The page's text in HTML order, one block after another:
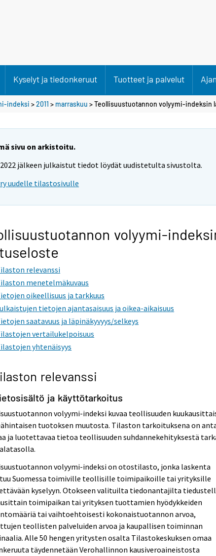
Kyselyt ja tiedonkeruut Tuotteet ja palvelut
indeksi >2011 > marraskuu > Teollisuustuotannon volyymi-indeksin
sivu on arkistoitu.
jälkeen julkaistut tiedot löydät uudistetulta sivustolta.
uudelle tilastosivulle
volyymi-
relevanssi
menetelmäkuvaus
oikeellisuus ja tarkkuus
tietojen ajantasaisuus ja oikea-aikaisuus
saatavuus ja läpinäkyvyys/selkeys
vertailukelpoisuus
yhtenäisyys
relevanssi
ja käyttötarkoitus
volyymi-indeksi kuvaa teollisuuden
tuotoksen muutosta. Tilaston tarkoituksena on
ja luotettavaa tietoa teollisuuden suhdannekehityksestä
volyymi-indeksi on otostilasto, jonka laskenta
Suomessa toimiville teollisille toimipaikoille tai yrityksille
kyselyyn. Otokseen valituilta tiedonantajilta
toimipaikan tai yrityksen tuottamien hyödykkeiden
tai vaihtoehtoisesti kokonaistuotannon arvoa,
teollisten palveluiden arvoa ja kaupallisen toiminnan
Alle 50 hengen yritysten osalta Tilastokeskuksen omaa
täydennetään Verohallinnon kausiveroaineistosta